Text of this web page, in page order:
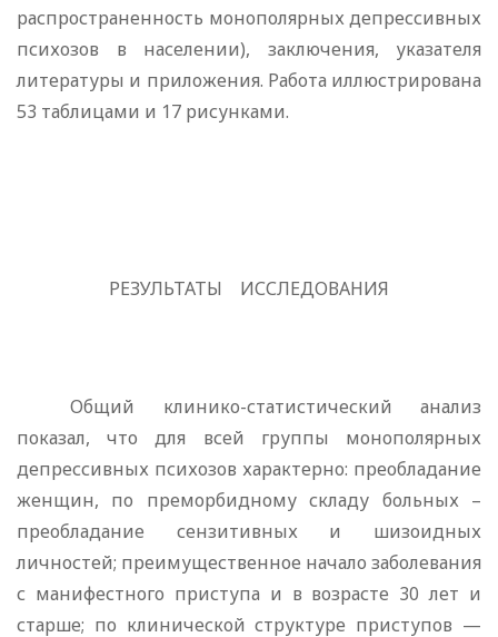
распространенность монополярных депрессивных
психозов в населении), заключения, указателя
литературы и приложения. Работа иллюстрирова­на
53 таблицами и 17 рисунками.
РЕЗУЛЬТАТЫ ИССЛЕДОВАНИЯ
Общий клинико-статистический анализ
показал, что для всей группы монополярных
депрессивных психозов характер­но: преобладание
женщин, по преморбидному складу больных –
преобладание сензитивных и шизоидных
личностей; преи­мущественное начало заболевания
с манифестного приступа и в возрасте 30 лет и
старше; по клинической структуре при­ступов —